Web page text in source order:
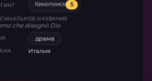
Кинопоиск 5
НАЗВАНИЕ
che disegnò Dio
драма
Италия